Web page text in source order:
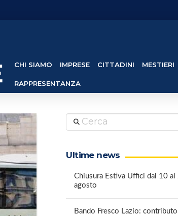
CHI SIAMO IMPRESE CITTADINI MESTIERI
RAPPRESENTANZA
Cerca
Ultime news
Chiusura Estiva Uffici dal 10 al
agosto
Bando Fresco Lazio: